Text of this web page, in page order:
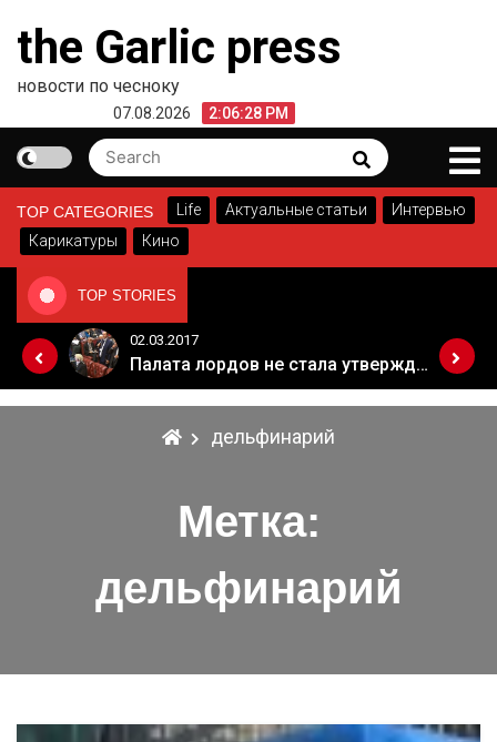
content
the Garlic press
новости по чесноку
07.08.2026 2:06:29 PM
Search
for:
Search
TOP CATEGORIES Life Актуальные статьи
Интервью
Карикатуры
Кино
TOP STORIES
Когда Россия разрешит полеты в Грузию. Позиция Кремля
02.03.2017
Палата лордов не стала утверждать законопроект о "брексите"
дельфинарий
Метка:
дельфинарий